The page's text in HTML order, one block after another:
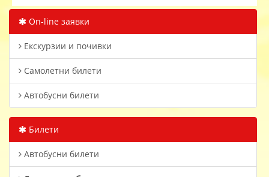
On-line заявки
Екскурзии и почивки
Самолетни билети
Автобусни билети
Билети
Автобусни билети